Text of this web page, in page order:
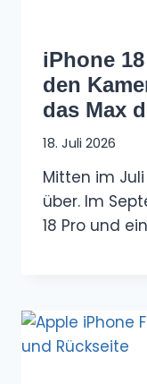
iPhone
den
das Max
18. Juli 2026
Mitten im
über. Im
18 Pro und